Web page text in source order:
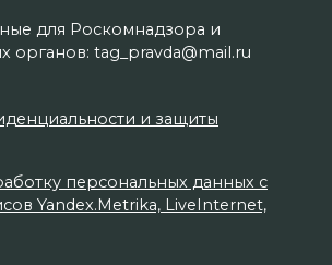
для Роскомнадзора и
органов: tag_pravda@mail.ru
и защиты
персональных данных с
Yandex.Metrika, LiveInternet,